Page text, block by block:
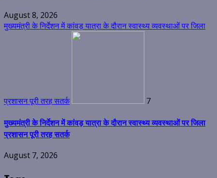
August 8, 2026
मुख्यमंत्री के निर्देशन में कांवड़ यात्रा के दौरान स्वास्थ्य व्यवस्थाओं पर जिला
प्रशासन पूरी तरह सतर्क 7
मुख्यमंत्री के निर्देशन में कांवड़ यात्रा के दौरान स्वास्थ्य व्यवस्थाओं पर जिला
प्रशासन पूरी तरह सतर्क
August 7, 2026